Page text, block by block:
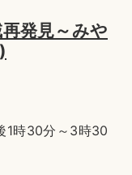
再発見～みや
1時30分～3時30